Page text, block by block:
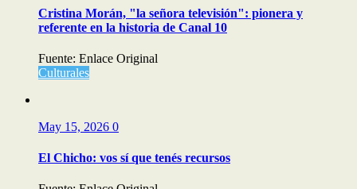
Cristina Morán, "la señora televisión": pionera y
referente en la historia de Canal 10
Fuente: Enlace Original
Culturales
May 15, 2026 0
El Chicho: vos sí que tenés recursos